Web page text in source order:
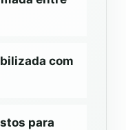
com
para